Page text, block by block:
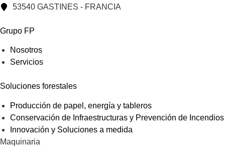
53540 GASTINES - FRANCIA
Grupo FP
Nosotros
Servicios
Soluciones forestales
Producción de papel, energía y tableros
Conservación de Infraestructuras y Prevención de Incendios
Innovación y Soluciones a medida
Maquinaria